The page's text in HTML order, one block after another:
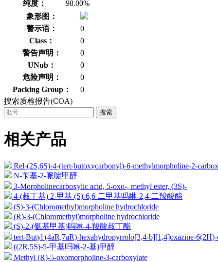
纯度：
98.00%
象形图：
警示语：
0
Class：
0
警告声明：
0
UNub：
0
危险声明：
0
Packing Group：
0
搜索质检报告(COA)
搜索
相关产品
Rel-(2S,6S)-4-(tert-butoxycarbonyl)-6-methylmorpholine-2-
N-苄基-2-哌啶甲醇
3-Morpholinecarboxylic acid, 5-oxo-, methyl ester, (3S)-
4-(叔丁基) 2-甲基 (S)-6,6-二甲基吗啉-2,4-二羧酸酯
(S)-3-(Chloromethyl)morpholine hydrochloride
(R)-3-(Chloromethyl)morpholine hydrochloride
(S)-2-(氨基甲基)吗啉-4-羧酸叔丁酯
tert-Butyl (4aR,7aR)-hexahydropyrrolo[3,4-b][1,4]oxazine-
((2R,5S)-5-甲基吗啉-2-基)甲醇
Methyl (R)-5-oxomorpholine-3-carboxylate